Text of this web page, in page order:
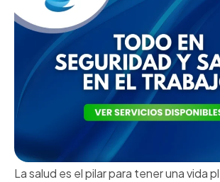
La salud es el pilar para tener una vida